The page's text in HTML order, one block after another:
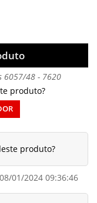
6057/48 - 7620
produto?
produto?
01/2024 09:36:46